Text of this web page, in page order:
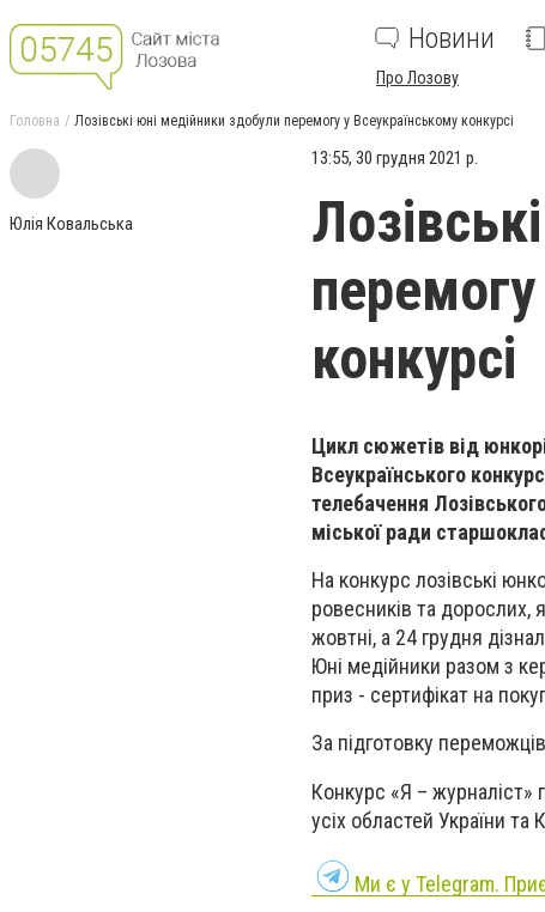
Новини
Про Лозову
Головна Лозівські юні медійники здобули перемогу у Всеукраїнському конкурсі
Юлія Ковальська
13:55, 30 грудня 2021 р.
конкурсі
Цикл сюжетів від
Всеукраїнського
телебачення
міської ради
На конкурс лозівські
ровесників та дорослих,
жовтні, а 24 грудня
Юні медійники разом з
приз - сертифікат на
За підготовку
Конкурс «Я – журналіст»
усіх областей України
Ми є у Telegram.